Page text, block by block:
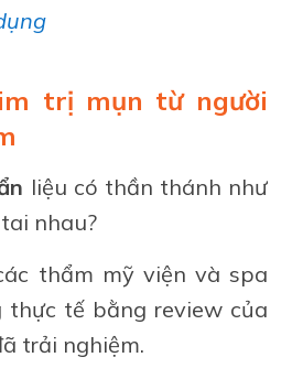
trị mụn từ người
liệu có thần thánh như
nhau?
thẩm mỹ viện và spa
thực tế bằng review của
trải nghiệm.